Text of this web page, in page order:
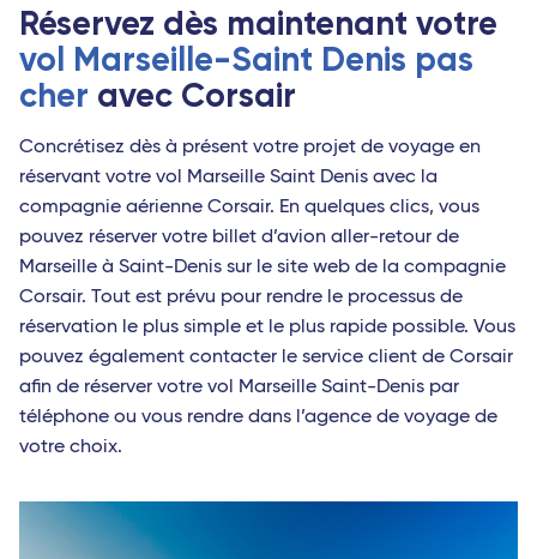
Réservez dès maintenant votre
vol Marseille-Saint Denis pas
cher avec Corsair
Concrétisez dès à présent votre projet de voyage en
réservant votre vol Marseille Saint Denis avec la
compagnie aérienne Corsair. En quelques clics, vous
pouvez réserver votre billet d’avion aller-retour de
Marseille à Saint-Denis sur le site web de la compagnie
Corsair. Tout est prévu pour rendre le processus de
réservation le plus simple et le plus rapide possible. Vous
pouvez également contacter le service client de Corsair
afin de réserver votre vol Marseille Saint-Denis par
téléphone ou vous rendre dans l’agence de voyage de
votre choix.